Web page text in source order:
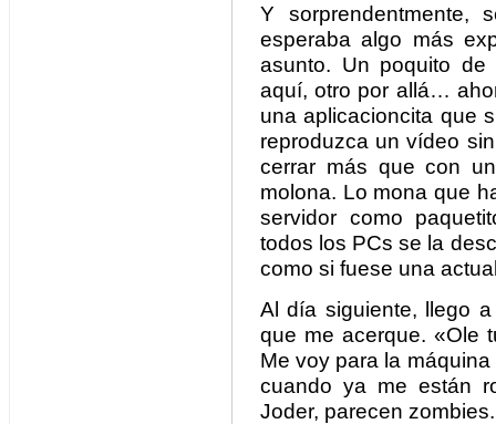
Y sorprendentmente,
esperaba algo más
asunto. Un poquito
aquí, otro por allá…
una aplicacioncita que
reproduzca un vídeo
cerrar más que con
molona. Lo mona que
servidor como
todos los PCs se la
como si fuese una
Al día siguiente, llego
que me acerque. «Ole
Me voy para la
cuando ya me están
Joder, parecen